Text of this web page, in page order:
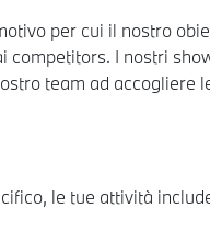
per cui il nostro
I nostri
team ad accogliere
le tue attività